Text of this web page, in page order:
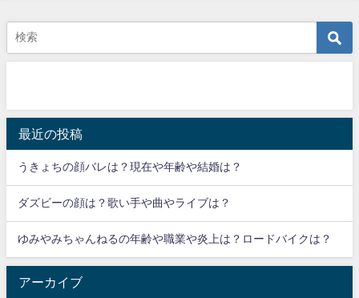
最近の投稿
うきょちの顔バレは？現在や年齢や結婚は？
ダズビーの顔は？歌い手や曲やライブは？
ゆみやみちゃんねるの年齢や職業や炎上は？ロードバイクは？
アーカイブ